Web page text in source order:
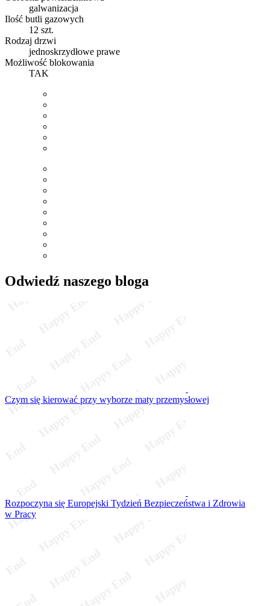
galwanizacja
Ilość butli gazowych
12 szt.
Rodzaj drzwi
jednoskrzydłowe prawe
Możliwość blokowania
TAK
Odwiedź naszego bloga
Czym się kierować przy wyborze maty przemysłowej
Rozpoczyna się Europejski Tydzień Bezpieczeństwa i Zdrowia
w Pracy